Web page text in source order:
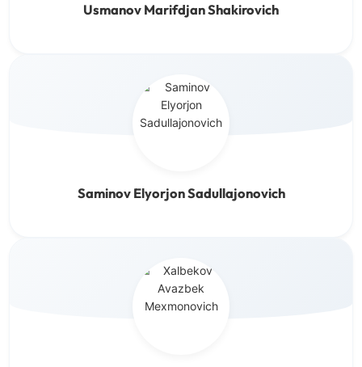
Usmanov Marifdjan Shakirovich
Saminov Elyorjon Sadullajonovich